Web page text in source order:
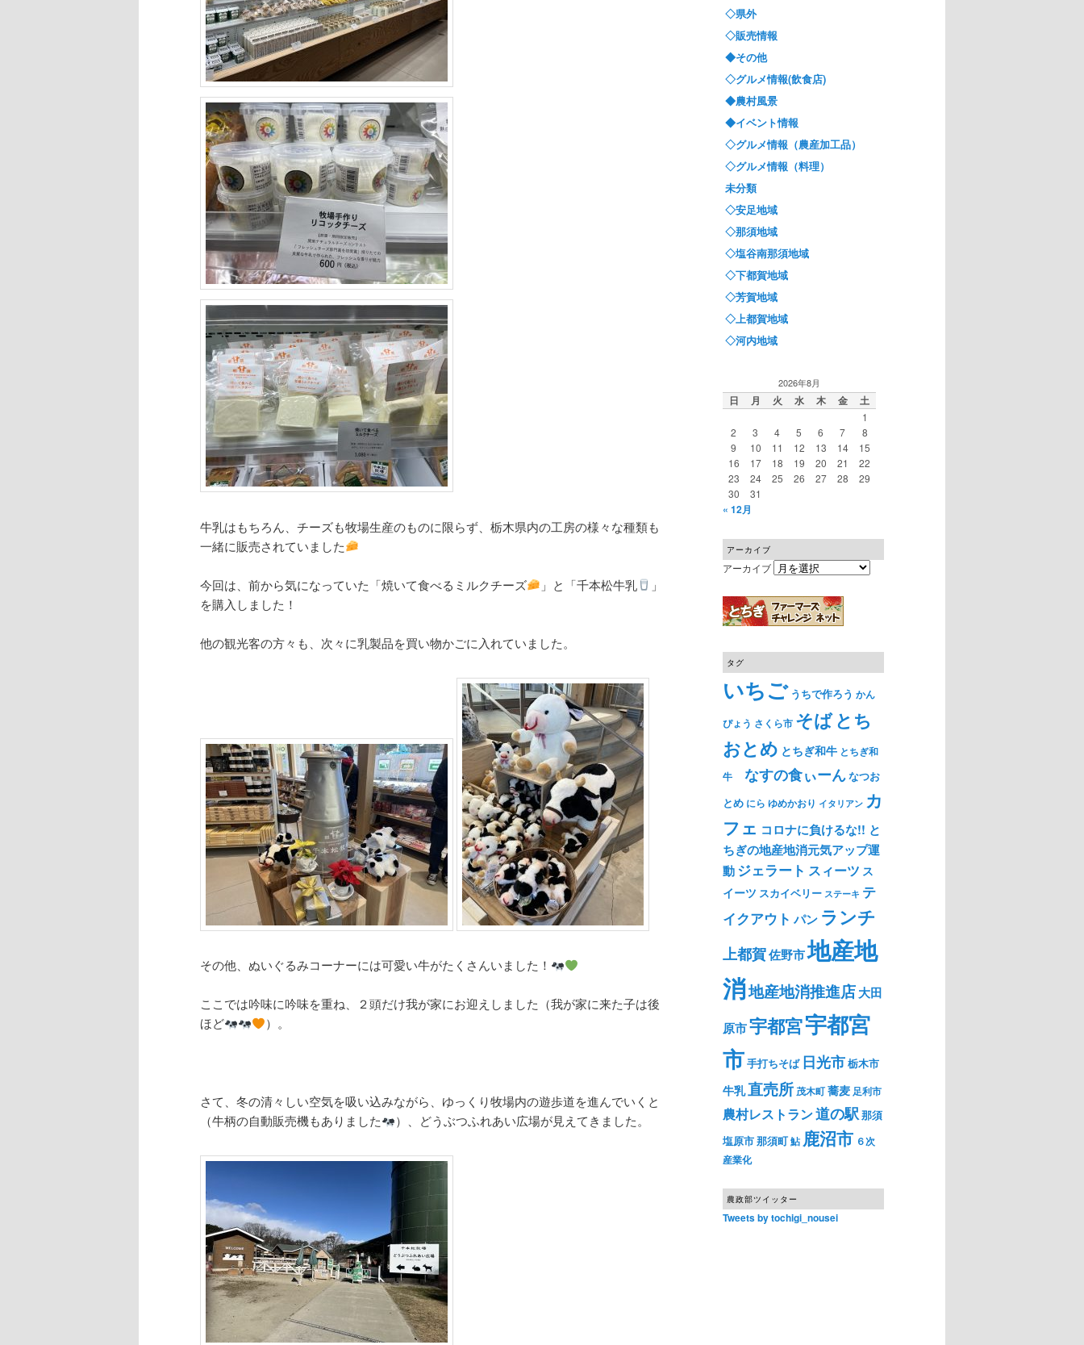
牛乳はもちろん、チーズも牧場生産のものに限らず、栃木県内の工房の様々な種類も
一緒に販売されていました
今回は、前から気になっていた「焼いて食べるミルクチーズ 」と「千本松牛乳
」
を購入しました！
他の観光客の方々も、次々に乳製品を買い物かごに入れていました。
その他、ぬいぐるみコーナーには可愛い牛がたくさんいました！
ここでは吟味に吟味を重ね、２頭だけ我が家にお迎えしました（我が家に来た子は後
ほど
）。
さて、冬の清々しい空気を吸い込みながら、ゆっくり牧場内の遊歩道を進んでいくと
（牛柄の自動販売機もありました
）、どうぶつふれあい広場が見えてきました。
◇県外
◇販売情報
◆その他
◇グルメ情報(飲食店)
◆農村風景
◆イベント情報
◇グルメ情報（農産加工品）
◇グルメ情報（料理）
未分類
◇安足地域
◇那須地域
◇塩谷南那須地域
◇下都賀地域
◇芳賀地域
◇上都賀地域
◇河内地域
2026年8月
日 月 火 水 木 金 土
1
2
3 4 5 6 7
8
9
10 11 12 13 14
15
16
17 18 19 20 21
22
23
24 25 26 27 28
29
30
31
« 12月
アーカイブ
アーカイブ
タグ
いちご うちで作ろう かん
ぴょう さくら市 そばとち
おとめ とちぎ和牛 とちぎ和
牛
なすの食ぃーんなつお
とめ にら ゆめかおり イタリアン カ
フェ コロナに負けるな!! と
ちぎの地産地消元気アップ運
動ジェラート スィーツ ス
イーツ スカイベリー ステーキ テ
イクアウト パン ランチ
上都賀佐野市地産地
消地産地消推進店大田
原市宇都宮宇都宮
市手打ちそば 日光市栃木市
牛乳直売所 茂木町蕎麦 足利市
農村レストラン道の駅那須
塩原市那須町鮎 鹿沼市 ６次
産業化
農政部ツイッター
Tweets by tochigi_nousei